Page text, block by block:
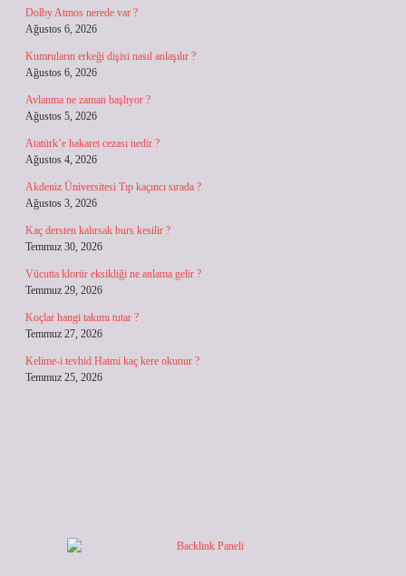
Dolby Atmos nerede var ?
Ağustos 6, 2026
Kumruların erkeği dişisi nasıl anlaşılır ?
Ağustos 6, 2026
Avlanma ne zaman başlıyor ?
Ağustos 5, 2026
Atatürk’e hakaret cezası nedir ?
Ağustos 4, 2026
Akdeniz Üniversitesi Tıp kaçıncı sırada ?
Ağustos 3, 2026
Kaç dersten kalırsak burs kesilir ?
Temmuz 30, 2026
Vücutta klorür eksikliği ne anlama gelir ?
Temmuz 29, 2026
Koçlar hangi takımı tutar ?
Temmuz 27, 2026
Kelime-i tevhid Hatmi kaç kere okunur ?
Temmuz 25, 2026